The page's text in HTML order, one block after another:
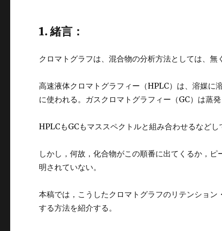
1. 緒言：
クロマトグラフは、混合物の分析方法としては、無
高速液体クロマトグラフィー（HPLC）は、溶媒に
に使われる。ガスクロマトグラフィー（GC）は蒸
HPLCもGCもマススペクトルと組み合わせるなどし
しかし，何故，化合物がこの順番に出てくるか，
明されていない。
本稿では，こうしたクロマトグラフのリテンショ
する方法を紹介する。